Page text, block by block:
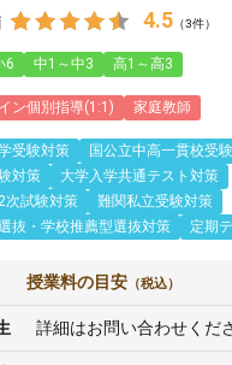
4.5 （3件）
6 中1～中3 高1～高3
ン個別指導(1:1) 家庭教師
受験対策
国公立中高一貫校受
対策
大学入学共通テスト対策
次試験対策
難関私立受験対策
抜・学校推薦型選抜対策
定期
授業料の目安 （税込）
詳細はお問い合わせくだ